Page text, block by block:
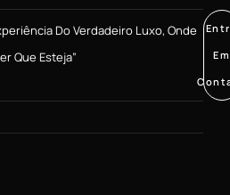
Do Verdadeiro Luxo, Onde
Que Esteja”
Em